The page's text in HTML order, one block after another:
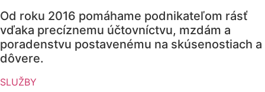
Od roku 2016 pomáhame podnikateľom rásť
vďaka precíznemu účtovníctvu, mzdám a
poradenstvu postavenému na skúsenostiach a
dôvere.
SLUŽBY